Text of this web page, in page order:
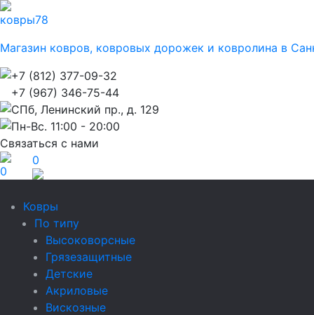
ковры78
Магазин ковров, ковровых дорожек и ковролина в
+7 (812) 377-09-32
+7 (967) 346-75-44
СПб, Ленинский пр., д. 129
Пн-Вс. 11:00 - 20:00
Связаться с нами
0
0
Ковры
По типу
Высоковорсные
Грязезащитные
Детские
Акриловые
Вискозные